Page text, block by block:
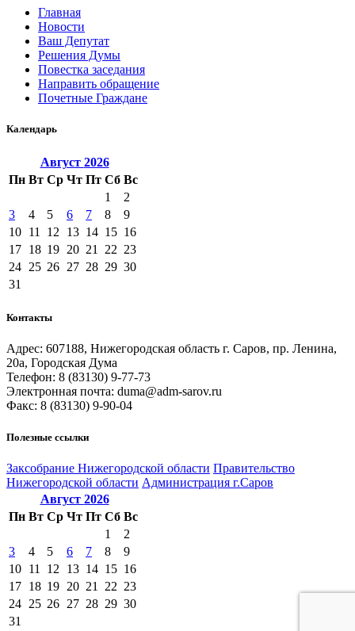
Главная
Новости
Ваш Депутат
Решения Думы
Повестка заседания
Направить обращение
Почетные Граждане
Календарь
Август 2026
Пн Вт Ср Чт Пт Сб Вс
1
2
3
4 5 6 7 8
9
10 11 12 13 14 15 16
17 18 19 20 21 22 23
24 25 26 27 28 29 30
31
Контакты
Адрес: 607188, Нижегородская область г. Саров, пр. Ленина,
20а, Городская Дума
Телефон: 8 (83130) 9-77-73
Электронная почта: duma@adm-sarov.ru
Факс: 8 (83130) 9-90-04
Полезные ссылки
Закcобрание Нижегородской области Правительство
Нижегородской области Администрация г.Саров
Август 2026
Пн Вт Ср Чт Пт Сб Вс
1
2
3
4 5 6 7 8
9
10 11 12 13 14 15 16
17 18 19 20 21 22 23
24 25 26 27 28 29 30
31